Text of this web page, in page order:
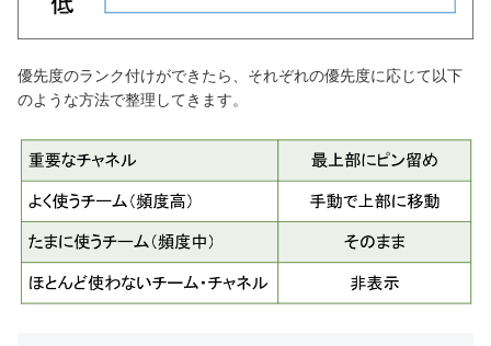
優先度のランク付けができたら、それぞれの優先度に応じて以下
のような方法で整理してきます。